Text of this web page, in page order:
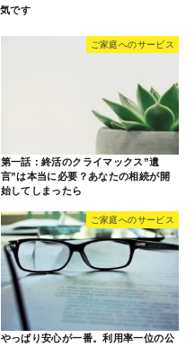
ご家庭へのサービス
第一話：終活のクライマックス”遺
言”は本当に必要？あなたの相続が開
始してしまったら
ご家庭へのサービス
やっぱり安心が一番。利用率一位の公